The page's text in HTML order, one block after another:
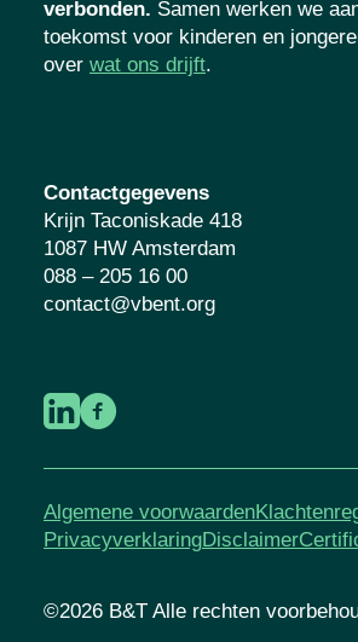
verbonden. Samen werken we
toekomst voor kinderen en
over wat ons drijft.
Contactgegevens
Krijn Taconiskade 418
1087 HW Amsterdam
088 – 205 16 00
contact@vbent.org
Algemene voorwaarden
PrivacyverklaringDisclaimer
©2026 B&T Alle rechten